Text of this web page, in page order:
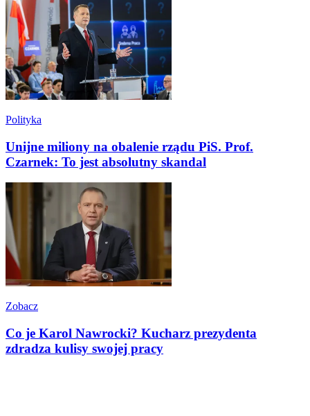
Polityka
Unijne miliony na obalenie rządu PiS. Prof.
Czarnek: To jest absolutny skandal
Zobacz
Co je Karol Nawrocki? Kucharz prezydenta
zdradza kulisy swojej pracy